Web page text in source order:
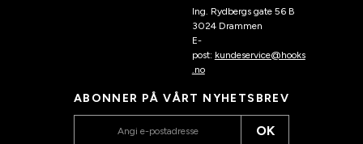
Ing. Rydbergs gate 56 B
3024 Drammen
E-
post: kundeservice@hooks
.no
ABONNER PÅ VÅRT NYHETSBREV
OK